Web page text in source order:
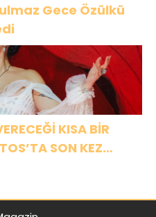
Gece Özülkü
KISA BİR
SON KEZ